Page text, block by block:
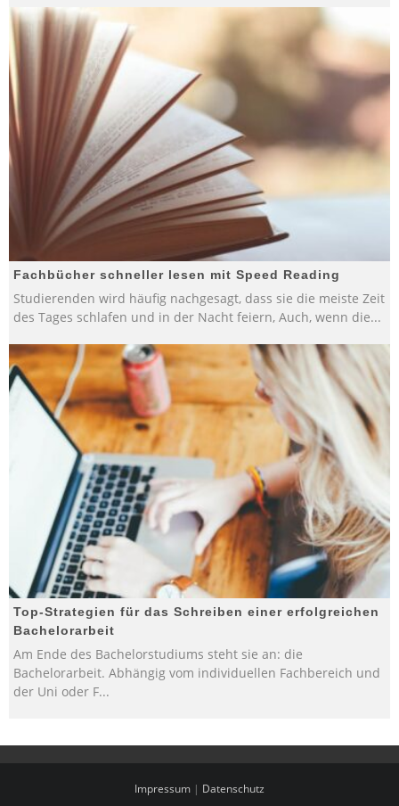
Fachbücher schneller lesen mit Speed Reading
Studierenden wird häufig nachgesagt, dass sie die meiste Zeit
des Tages schlafen und in der Nacht feiern, Auch, wenn die...
Top-Strategien für das Schreiben einer erfolgreichen
Bachelorarbeit
Am Ende des Bachelorstudiums steht sie an: die
Bachelorarbeit. Abhängig vom individuellen Fachbereich und
der Uni oder F...
Impressum | Datenschutz